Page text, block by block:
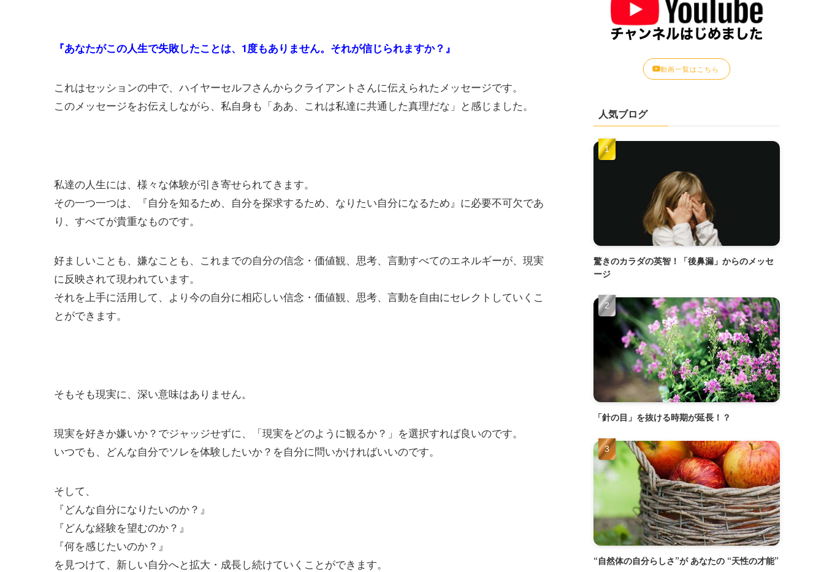
『あなたがこの人生で失敗したことは、1度もありません。 それが信じられますか？』
これはセッションの中で、ハイヤーセルフさんからクライアントさんに伝えられたメッセージです。
このメッセージをお伝えしながら、私自身も「ああ、これは私達に共通した真理だな」と感じました。
私達の人生には、様々な体験が引き寄せられてきます。
その一つ一つは、『自分を知るため、自分を探求するため、なりたい自分になるため』に必要不可欠であ
り、すべてが貴重なものです。
好ましいことも、嫌なことも、これまでの自分の信念・価値観、思考、言動すべてのエネルギーが、現実
に反映されて現われています。
それを上手に活用して、より今の自分に相応しい信念・価値観、思考、言動を自由にセレクトしていくこ
とができます。
そもそも現実に、深い意味はありません。
現実を好きか嫌いか？でジャッジせずに、「現実をどのように観るか？」を選択すれば良いのです。
いつでも、どんな自分でソレを体験したいか？を自分に問いかければいいのです。
そして、
『どんな自分になりたいのか？』
『どんな経験を望むのか？』
『何を感じたいのか？』
を見つけて、新しい自分へと拡大・成長し続けていくことができます。
動画一覧はこちら
人気ブログ
驚きのカラダの英智！「後鼻漏」からのメッセ
ージ
「針の目」を抜ける時期が延長！？
“自然体の自分らしさ”が あなたの “天性の才能”